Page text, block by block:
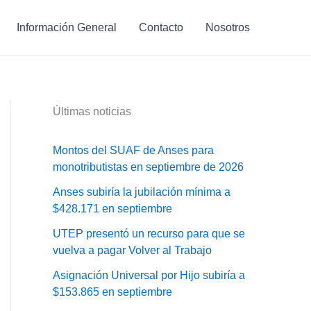
Información General Contacto Nosotros
Últimas noticias
Montos del SUAF de Anses para
monotributistas en septiembre de 2026
Anses subiría la jubilación mínima a
$428.171 en septiembre
UTEP presentó un recurso para que se
vuelva a pagar Volver al Trabajo
Asignación Universal por Hijo subiría a
$153.865 en septiembre